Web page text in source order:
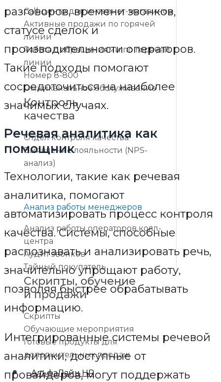
Call-центр для интернет-магазинов
Активные продажи по горячей
линии
Работа с обращениями по горячей
линии
Номер 8-800
Омниканальное обслуживание
Контроль
качества
Отдел контроля качества
Выявление лояльности (NPS-
анализ)
Анализ работы менеджеров
Анализ работы операторов колл-
центра
Аудит звонков
Тайный покупатель
Скрипты, обучение
и продажи
Скрипты
Обучающие мероприятия
Готовые продукты для
дополнительных продаж
АльфаЛайн HR
разговоров, времени звонков,
статусе сделок и
производительности операторов.
Такие подходы помогают
сосредоточиться на наиболее
значимых случаях.
Речевая аналитика как
помощник
Технологии, такие как речевая
аналитика, помогают
автоматизировать процесс контроля
качества. Системы, способные
распознавать и анализировать речь,
значительно упрощают работу,
позволяя быстрее обрабатывать
информацию.
Интегрированные системы речевой
аналитики, доступные от
провайдеров, могут поддержать